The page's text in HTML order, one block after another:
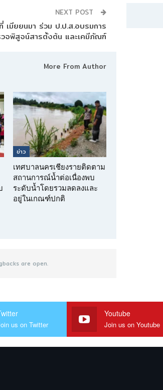
NEXT POST
เมียยนมา ร่วม ป.ป.ส.อบรมการ
จพิสูจน์สารตั้งต้น และเคมีภัณฑ์
More From Author
ข่าว
เทศบาลนครเชียงรายติดตาม
สถานการณ์น้ำต่อเนื่องพบ
ระดับน้ำโดยรวมลดลงและ
อยู่ในเกณฑ์ปกติ
are open.
us on Twitter
Youtube
Join us on Youtube